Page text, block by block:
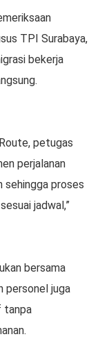
TPI Surabaya,
bekerja
petugas
perjalanan
sehingga proses
jadwal,”
bersama
personel juga
tanpa